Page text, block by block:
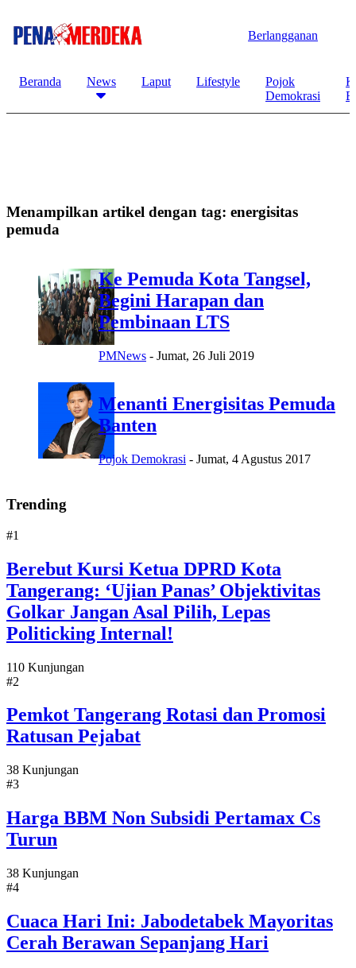
Berlangganan
Beranda News Laput Lifestyle
Pojok
Demokrasi
Menampilkan artikel dengan tag: energisitas
pemuda
Ke Pemuda Kota Tangsel,
Begini Harapan dan
Pembinaan LTS
PMNews - Jumat, 26 Juli 2019
Menanti Energisitas Pemuda
Banten
Pojok Demokrasi - Jumat, 4 Agustus 2017
Trending
#1
Berebut Kursi Ketua DPRD Kota
Tangerang: ‘Ujian Panas’ Objektivitas
Golkar Jangan Asal Pilih, Lepas
Politicking Internal!
110 Kunjungan
#2
Pemkot Tangerang Rotasi dan Promosi
Ratusan Pejabat
38 Kunjungan
#3
Harga BBM Non Subsidi Pertamax Cs
Turun
38 Kunjungan
#4
Cuaca Hari Ini: Jabodetabek Mayoritas
Cerah Berawan Sepanjang Hari